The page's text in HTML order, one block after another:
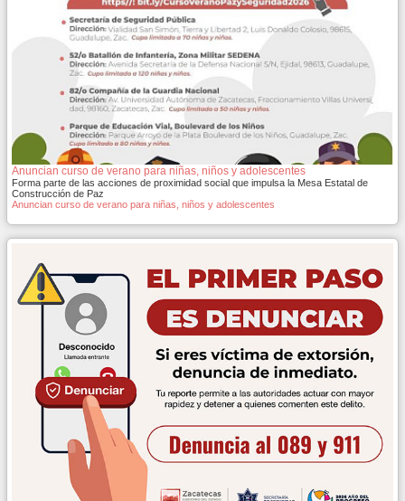
Anuncian curso de verano para niñas, niños y adolescentes
Forma parte de las acciones de proximidad social que impulsa la Mesa Estatal de
Construcción de Paz
Anuncian curso de verano para niñas, niños y adolescentes